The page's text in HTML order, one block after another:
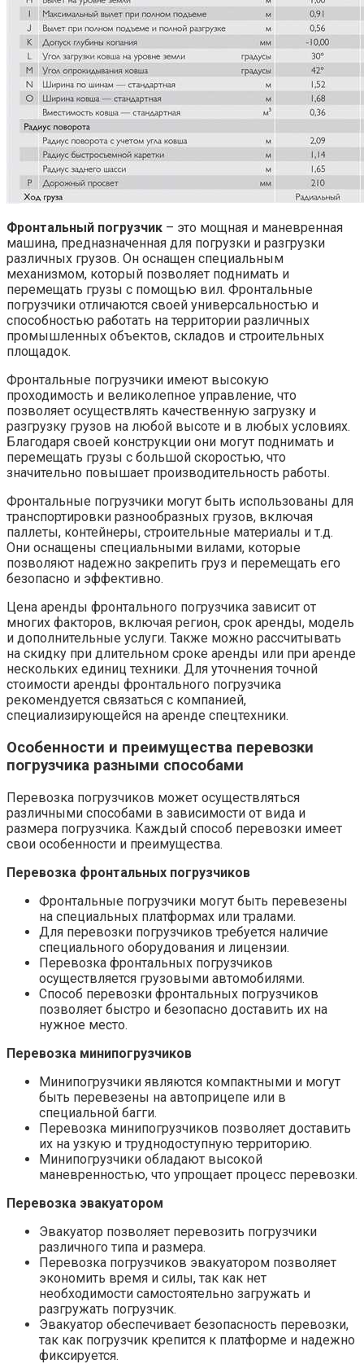
Фронтальный погрузчик – это мощная и маневренная
машина, предназначенная для погрузки и разгрузки
различных грузов. Он оснащен специальным
механизмом, который позволяет поднимать и
перемещать грузы с помощью вил. Фронтальные
погрузчики отличаются своей универсальностью и
способностью работать на территории различных
промышленных объектов, складов и строительных
площадок.
Фронтальные погрузчики имеют высокую
проходимость и великолепное управление, что
позволяет осуществлять качественную загрузку и
разгрузку грузов на любой высоте и в любых условиях.
Благодаря своей конструкции они могут поднимать и
перемещать грузы с большой скоростью, что
значительно повышает производительность работы.
Фронтальные погрузчики могут быть использованы для
транспортировки разнообразных грузов, включая
паллеты, контейнеры, строительные материалы и т.д.
Они оснащены специальными вилами, которые
позволяют надежно закрепить груз и перемещать его
безопасно и эффективно.
Цена аренды фронтального погрузчика зависит от
многих факторов, включая регион, срок аренды, модель
и дополнительные услуги. Также можно рассчитывать
на скидку при длительном сроке аренды или при аренде
нескольких единиц техники. Для уточнения точной
стоимости аренды фронтального погрузчика
рекомендуется связаться с компанией,
специализирующейся на аренде спецтехники.
Особенности и преимущества перевозки
погрузчика разными способами
Перевозка погрузчиков может осуществляться
различными способами в зависимости от вида и
размера погрузчика. Каждый способ перевозки имеет
свои особенности и преимущества.
Перевозка фронтальных погрузчиков
Фронтальные погрузчики могут быть перевезены
на специальных платформах или тралами.
Для перевозки погрузчиков требуется наличие
специального оборудования и лицензии.
Перевозка фронтальных погрузчиков
осуществляется грузовыми автомобилями.
Способ перевозки фронтальных погрузчиков
позволяет быстро и безопасно доставить их на
нужное место.
Перевозка минипогрузчиков
Минипогрузчики являются компактными и могут
быть перевезены на автоприцепе или в
специальной багги.
Перевозка минипогрузчиков позволяет доставить
их на узкую и труднодоступную территорию.
Минипогрузчики обладают высокой
маневренностью, что упрощает процесс перевозки.
Перевозка эвакуатором
Эвакуатор позволяет перевозить погрузчики
различного типа и размера.
Перевозка погрузчиков эвакуатором позволяет
экономить время и силы, так как нет
необходимости самостоятельно загружать и
разгружать погрузчик.
Эвакуатор обеспечивает безопасность перевозки,
так как погрузчик крепится к платформе и надежно
фиксируется.